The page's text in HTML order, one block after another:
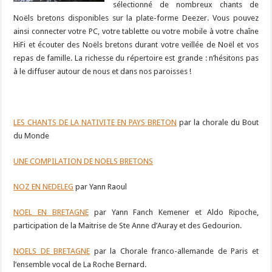
sélectionné de nombreux chants de
Noëls bretons disponibles sur la plate-forme Deezer. Vous pouvez
ainsi connecter votre PC, votre tablette ou votre mobile à votre chaîne
HiFi et écouter des Noëls bretons durant votre veillée de Noël et vos
repas de famille. La richesse du répertoire est grande : n’hésitons pas
à le diffuser autour de nous et dans nos paroisses !
LES CHANTS DE LA NATIVITE EN PAYS BRETON par la chorale du Bout
du Monde
UNE COMPILATION DE NOELS BRETONS
NOZ EN NEDELEG par Yann Raoul
NOEL EN BRETAGNEpar Yann Fanch Kemener et Aldo Ripoche,
participation de la Maitrise de Ste Anne d’Auray et des Gedourion.
NOELS DE BRETAGNE par la Chorale franco-allemande de Paris et
l’ensemble vocal de La Roche Bernard.